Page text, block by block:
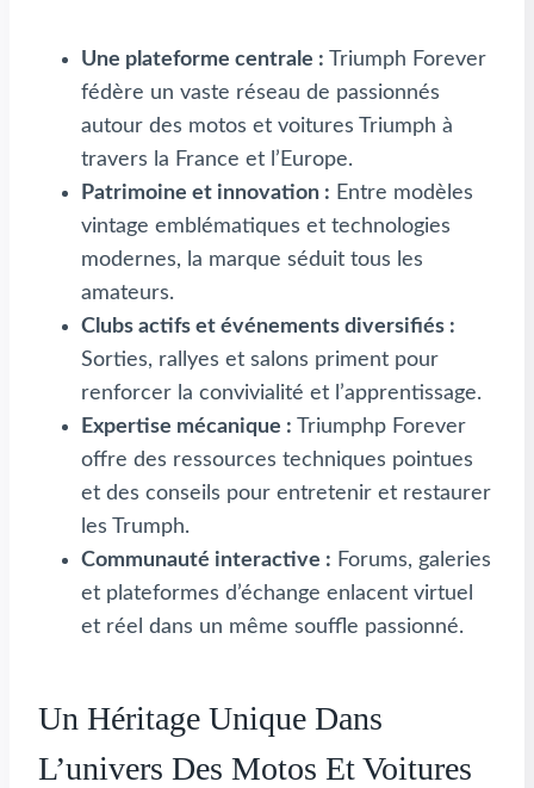
Une plateforme centrale : Triumph Forever
fédère un vaste réseau de passionnés
autour des motos et voitures Triumph à
travers la France et l’Europe.
Patrimoine et innovation : Entre modèles
vintage emblématiques et technologies
modernes, la marque séduit tous les
amateurs.
Clubs actifs et événements diversifiés :
Sorties, rallyes et salons priment pour
renforcer la convivialité et l’apprentissage.
Expertise mécanique : Triumphp Forever
offre des ressources techniques pointues
et des conseils pour entretenir et restaurer
les Trumph.
Communauté interactive : Forums, galeries
et plateformes d’échange enlacent virtuel
et réel dans un même souffle passionné.
Un Héritage Unique Dans
L’univers Des Motos Et Voitures